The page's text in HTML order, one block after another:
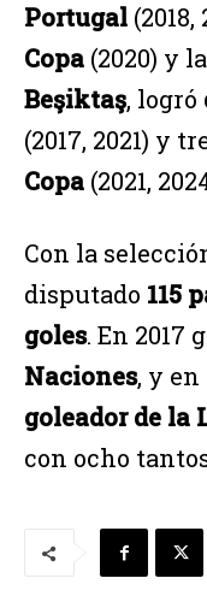
Portugal
Copa (2020) y la
Beşiktaş, logró
(2017, 2021) y
Copa (2021,
Con la
disputado 115
goles. En 2017
Naciones, y en
goleador de la
con ocho